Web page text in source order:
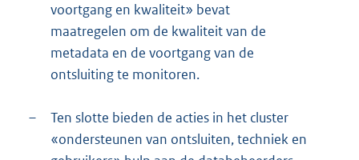
voortgang en kwaliteit» bevat
maatregelen om de kwaliteit van de
metadata en de voortgang van de
ontsluiting te monitoren.
–
Ten slotte bieden de acties in het cluster
«ondersteunen van ontsluiten, techniek en